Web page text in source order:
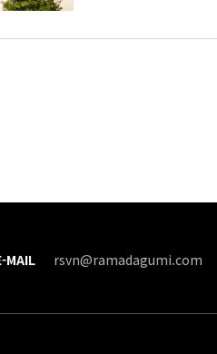
MAIL rsvn@ramadagumi.com